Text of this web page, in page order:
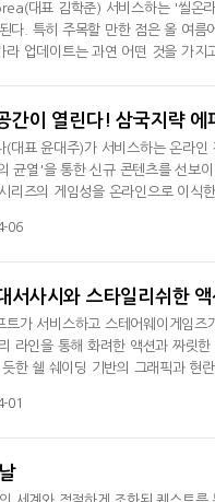
대표 김학준) 서비스하는 '씰온
다. 특히 주목할 만한 점은 올 여
과연 어떤 것을 가지고 있고 그 내용이
간이 열린다! 삼국지략 에
(대표 윤대주)가 서비스하는 온라
균열'을 통한 신규 콘텐츠를 선보
리즈의 게임성을 온라인으로 이식
시공의 균열'은 중국과 한국, 일본
06
서사시와 스타일리쉬한
트가 서비스하고 스테어웨이게임
라인을 통해 화려한 액션과 짜릿
한 쉘 쉐이딩 기반의 그래픽과 현
다 전직시스템을 두어 이용자들은
01